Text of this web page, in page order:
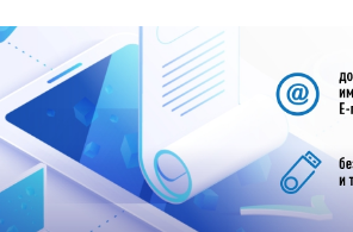
Смотреть проект